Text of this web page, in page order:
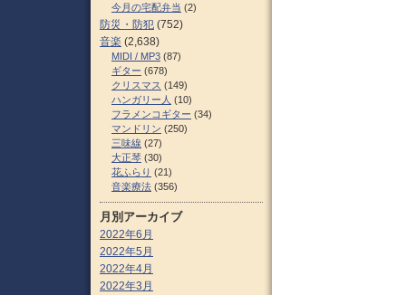
今月の宅配弁当 (2)
防災・防犯 (752)
音楽 (2,638)
MIDI / MP3 (87)
ギター (678)
クリスマス (149)
ハンガリー人 (10)
フラメンコギター (34)
マンドリン (250)
三味線 (27)
大正琴 (30)
花ふらり (21)
音楽療法 (356)
月別アーカイブ
2022年6月
2022年5月
2022年4月
2022年3月